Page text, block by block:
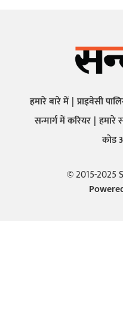
हमारे बारे में प्राइवेसी
सन्मार्ग में करियर हमारे
कोड
© 2015-2025